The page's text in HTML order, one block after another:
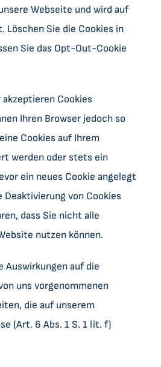
Webseite und wird auf
Löschen Sie die Cookies in
Sie das Opt-Out-Cookie
Cookies
Ihren Browser jedoch so
Cookies auf Ihrem
werden oder stets ein
ein neues Cookie angelegt
von Cookies
dass Sie nicht alle
nutzen können.
Auswirkungen auf die
uns vorgenommenen
die auf unserem
(Art. 6 Abs. 1 S. 1 lit. f)